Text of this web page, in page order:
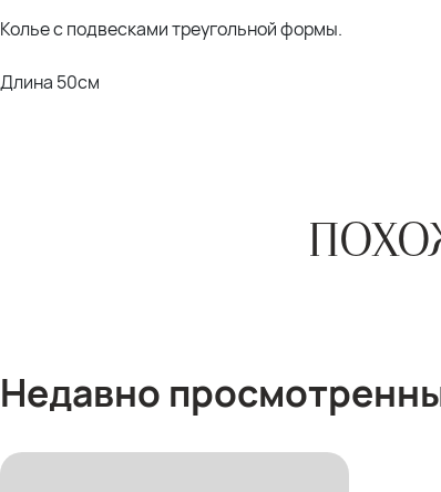
Колье с подвесками треугольной формы.
Длина 50см
Недавно